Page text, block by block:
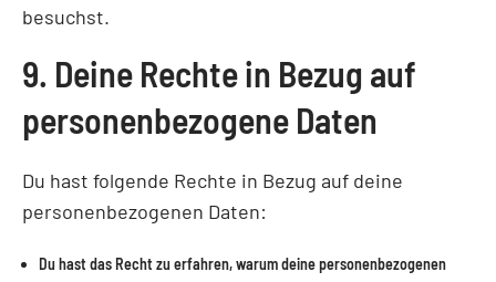
besuchst.
9. Deine Rechte in Bezug auf
personenbezogene Daten
Du hast folgende Rechte in Bezug auf deine
personenbezogenen Daten:
Du hast das Recht zu erfahren, warum deine personenbezogenen